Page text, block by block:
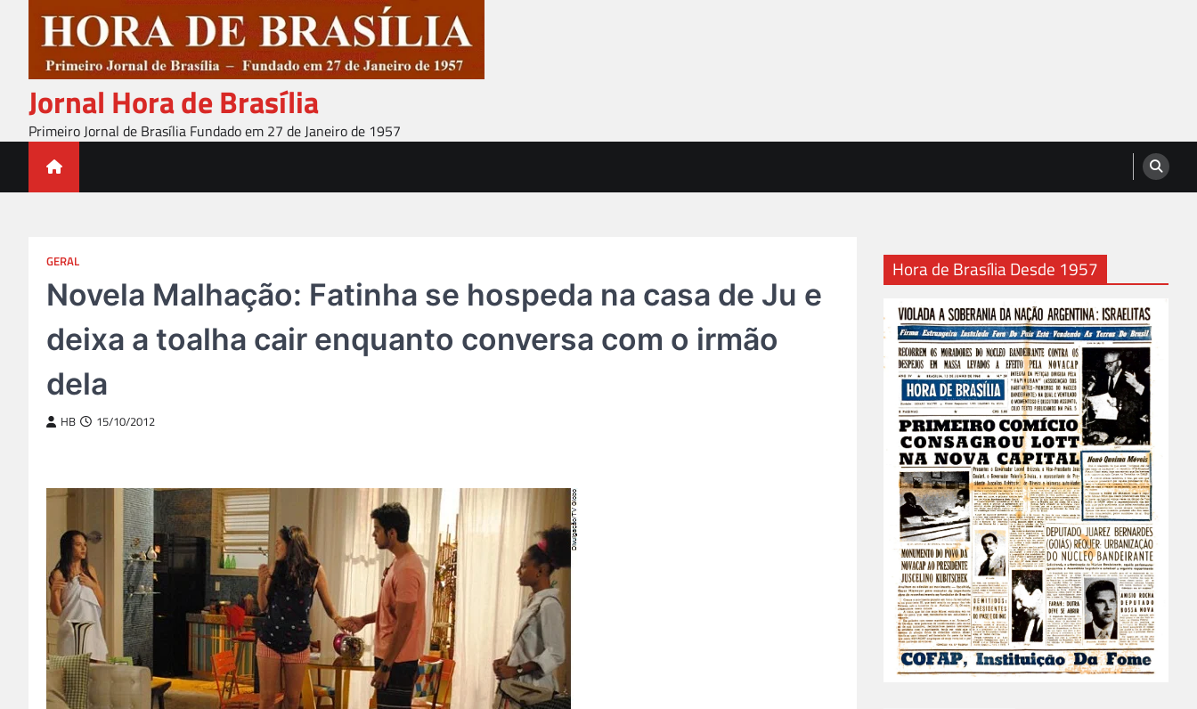
content
Jornal Hora de Brasília
Primeiro Jornal de Brasília Fundado em 27 de Janeiro de 1957
GERAL
Novela Malhação: Fatinha se hospeda na casa de Ju e
deixa a toalha cair enquanto conversa com o irmão
dela
HB 15/10/2012
Hora de Brasília Desde 1957